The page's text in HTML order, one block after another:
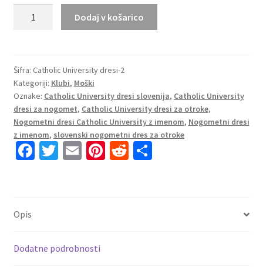
Catholic
University
2025-
2026
Kratek
Rokav
količina
Dodaj v košarico
Šifra: Catholic University dresi-2
Kategoriji: Klubi, Moški
Oznake: Catholic University dresi slovenija, Catholic University
dresi za nogomet, Catholic University dresi za otroke,
Nogometni dresi Catholic University z imenom, Nogometni dresi
z imenom, slovenski nogometni dres za otroke
Fa
k
T E Pi R S
Opis
Dodatne podrobnosti